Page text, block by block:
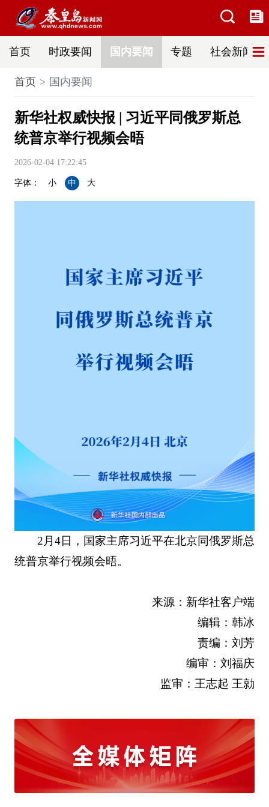
首页 时政要闻 国内要闻 专题 社会新闻
首页 国内要闻
新华社权威快报 | 习近平同俄罗斯总
统普京举行视频会晤
2026-02-04 17:22:45
字体： 小 中 大
2月4日，国家主席习近平在北京同俄罗斯总
统普京举行视频会晤。
来源：新华社客户端
编辑：韩冰
责编：刘芳
编审：刘福庆
监审：王志起 王勍